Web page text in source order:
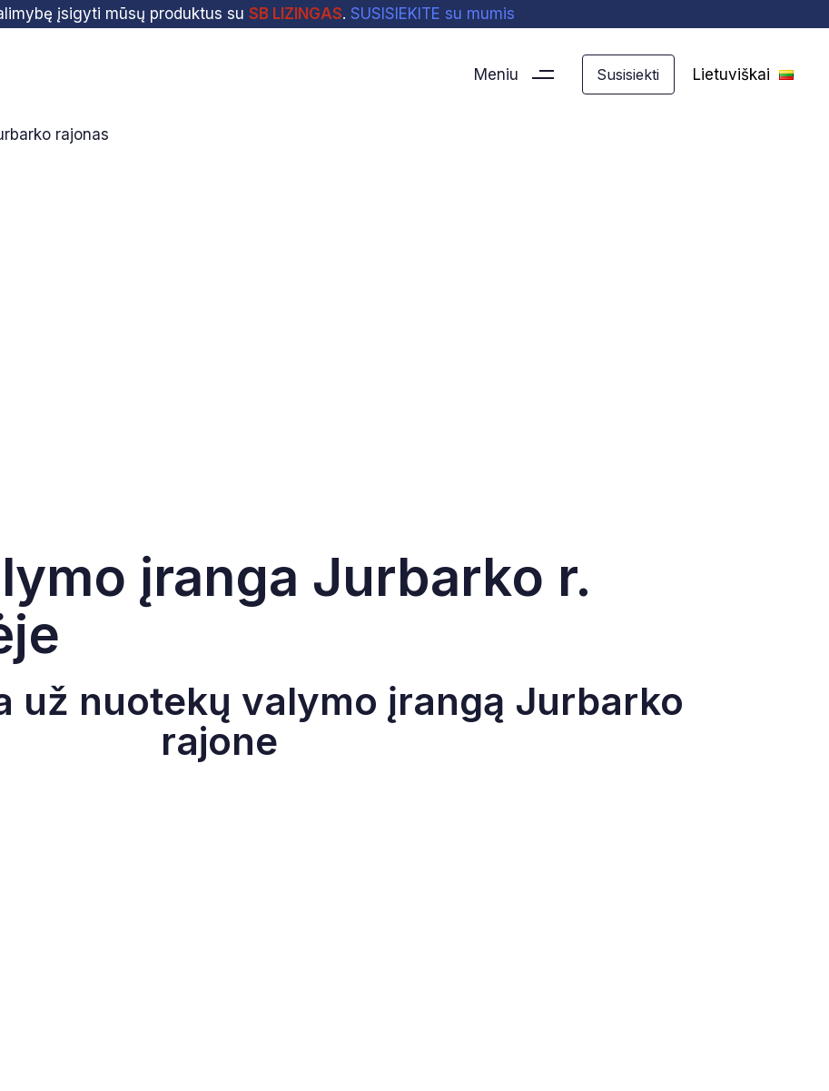
įsigyti mūsų produktus su SB LIZINGAS. SUSISIEKITE su mumis
Meniu Susisiekti Lietuviškai
rajonas
įranga Jurbarko r.
už nuotekų valymo įrangą Jurbarko
rajone